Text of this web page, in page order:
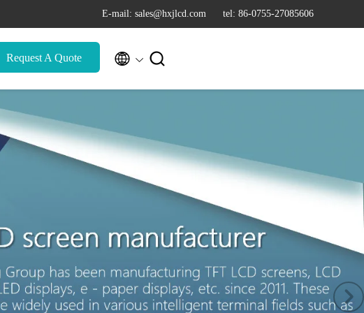
E-mail: sales@hxjlcd.com tel: 86-0755-27085606
Request A Quote  
